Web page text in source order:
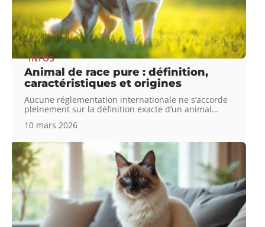
INFOS
Animal de race pure : définition,
caractéristiques et origines
Aucune réglementation internationale ne s’accorde
pleinement sur la définition exacte d’un animal…
10 mars 2026